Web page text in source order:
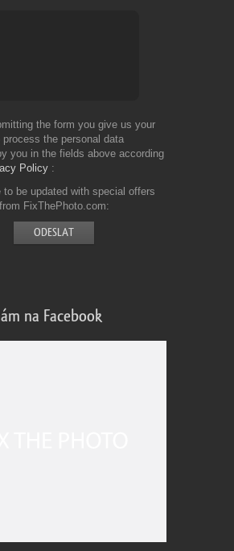
the form you give us your
the personal data
you in the fields above according
Policy
to be updated with special offers
FixThePhoto.com
na Facebook